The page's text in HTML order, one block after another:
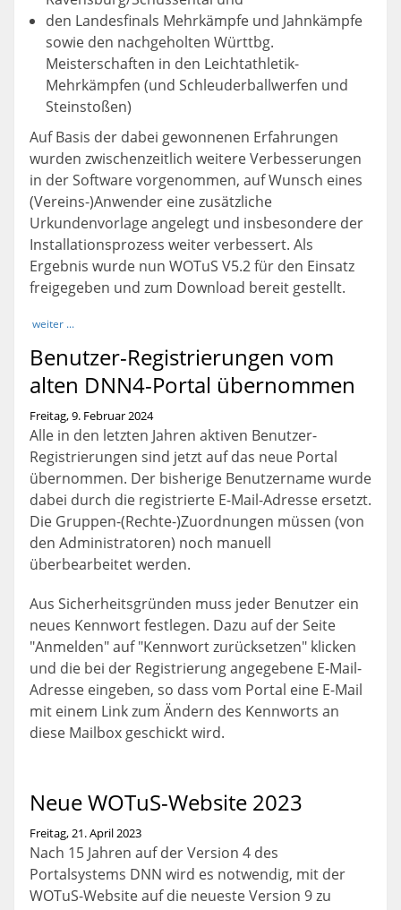
den Landesfinals Mehrkämpfe und Jahnkämpfe
sowie den nachgeholten Württbg.
Meisterschaften in den Leichtathletik-
Mehrkämpfen (und Schleuderballwerfen und
Steinstoßen)
Auf Basis der dabei gewonnenen Erfahrungen
wurden zwischenzeitlich weitere Verbesserungen
in der Software vorgenommen, auf Wunsch eines
(Vereins-)Anwender eine zusätzliche
Urkundenvorlage angelegt und insbesondere der
Installationsprozess weiter verbessert. Als
Ergebnis wurde nun WOTuS V5.2 für den Einsatz
freigegeben und zum Download bereit gestellt.
weiter ...
Benutzer-Registrierungen vom
alten DNN4-Portal übernommen
Freitag, 9. Februar 2024
Alle in den letzten Jahren aktiven Benutzer-
Registrierungen sind jetzt auf das neue Portal
übernommen. Der bisherige Benutzername wurde
dabei durch die registrierte E-Mail-Adresse ersetzt.
Die Gruppen-(Rechte-)Zuordnungen müssen (von
den Administratoren) noch manuell
überbearbeitet werden.
Aus Sicherheitsgründen muss jeder Benutzer ein
neues Kennwort festlegen. Dazu auf der Seite
"Anmelden" auf "Kennwort zurücksetzen" klicken
und die bei der Registrierung angegebene E-Mail-
Adresse eingeben, so dass vom Portal eine E-Mail
mit einem Link zum Ändern des Kennworts an
diese Mailbox geschickt wird.
Neue WOTuS-Website 2023
Freitag, 21. April 2023
Nach 15 Jahren auf der Version 4 des
Portalsystems DNN wird es notwendig, mit der
WOTuS-Website auf die neueste Version 9 zu